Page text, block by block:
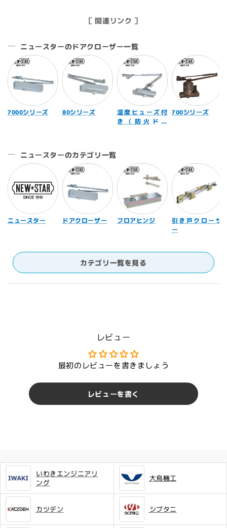
［ 関連リンク ］
ニュースターのドアクローザー一覧
7000シリーズ 80シリーズ
温度ヒューズ付
き（防火ドア
700シリーズ
ニュースターのカテゴリ一覧
ニュースター ドアクローザー フロアヒンジ
引き戸クローザ
ー
カテゴリ一覧を見る
レビュー
最初のレビューを書きましょう
レビューを書く
いわきエンジニアリ
ング
大鳥機工
カツデン シブタニ